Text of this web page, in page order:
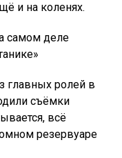
и на коленях.
главных ролей в
съёмки
всё
резервуаре